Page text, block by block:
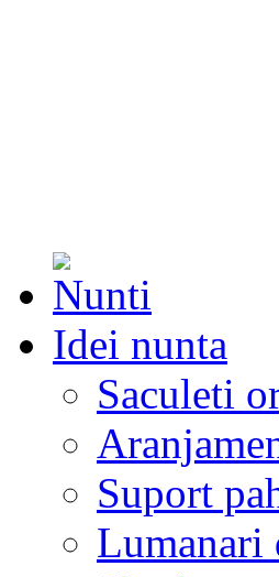
Idei nunta
Saculeti
Suport
Lumanari